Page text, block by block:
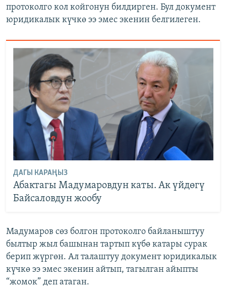
протоколго кол койгонун билдирген. Бул документ
юридикалык күчкө ээ эмес экенин белгилеген.
ДАГЫ КАРАҢЫЗ
Абактагы Мадумаровдун каты. Ак үйдөгү
Байсаловдун жообу
Мадумаров сөз болгон протоколго байланыштуу
былтыр жыл башынан тартып күбө катары сурак
берип жүргөн. Ал талаштуу документ юридикалык
күчкө ээ эмес экенин айтып, тагылган айыпты
“жомок” деп атаган.